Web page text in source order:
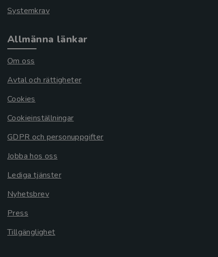
Systemkrav
Allmänna länkar
Om oss
Avtal och rättigheter
Cookies
Cookieinställningar
GDPR och personuppgifter
Jobba hos oss
Lediga tjänster
Nyhetsbrev
Press
Tillgänglighet